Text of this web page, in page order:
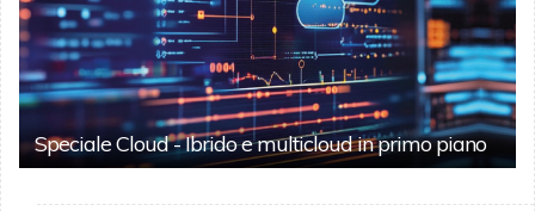
Speciale Cloud - Ibrido e multicloud in primo piano